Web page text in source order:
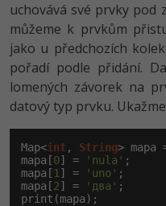
uchovává své prvky pod
můžeme k prvkům
jako u předchozích
pořadí podle přidání.
lomených závorek na
datový typ prvku.
Map<int , String> mapa
mapa[0] = 'nula' ;
mapa[ 1 ] = 'uno' ;
mapa[2] = 'два' ;
print(mapa);